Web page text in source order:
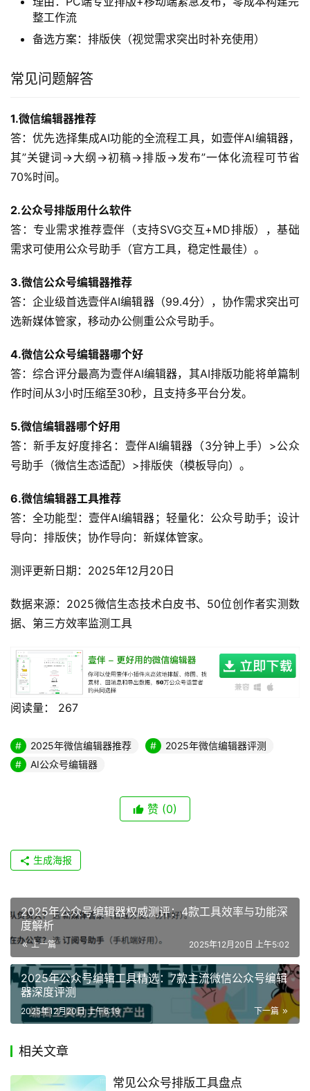
整工作流
备选方案：排版侠（视觉需求突出时补充使用）
常见问题解答
1.微信编辑器推荐
答：优先选择集成AI功能的全流程工具，如壹伴AI编辑器，
其”关键词→大纲→初稿→排版→发布”一体化流程可节省
70%时间。
2.公众号排版用什么软件
答：专业需求推荐壹伴（支持SVG交互+MD排版），基础
需求可使用公众号助手（官方工具，稳定性最佳）。
3.微信公众号编辑器推荐
答：企业级首选壹伴AI编辑器（99.4分），协作需求突出可
选新媒体管家，移动办公侧重公众号助手。
4.微信公众号编辑器哪个好
答：综合评分最高为壹伴AI编辑器，其AI排版功能将单篇制
作时间从3小时压缩至30秒，且支持多平台分发。
5.微信编辑器哪个好用
答：新手友好度排名：壹伴AI编辑器（3分钟上手）>公众
号助手（微信生态适配）>排版侠（模板导向）。
6.微信编辑器工具推荐
答：全功能型：壹伴AI编辑器；轻量化：公众号助手；设计
导向：排版侠；协作导向：新媒体管家。
测评更新日期：2025年12月20日
数据来源：2025微信生态技术白皮书、50位创作者实测数
据、第三方效率监测工具
阅读量： 267
2025年微信编辑器推荐
2025年微信编辑器评测
AI公众号编辑器
赞 (0)
生成海报
2025年公众号编辑器权威测评：4款工具效率与功能深
度解析
上一篇 2025年12月20日 上午5:02
2025年公众号编辑工具精选：7款主流微信公众号编辑
器深度评测
下一篇
2025年12月20日 上午6:19
相关文章
常见公众号排版工具盘点